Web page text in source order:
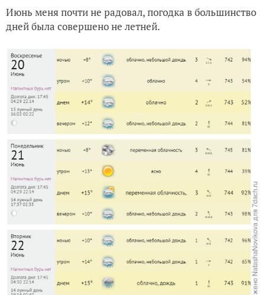
У природы нет плохой погоды?
А у меня сегодня праздник :))
Июнь меня почти не радовал, погодка в большинство
дней была совершено не летней.